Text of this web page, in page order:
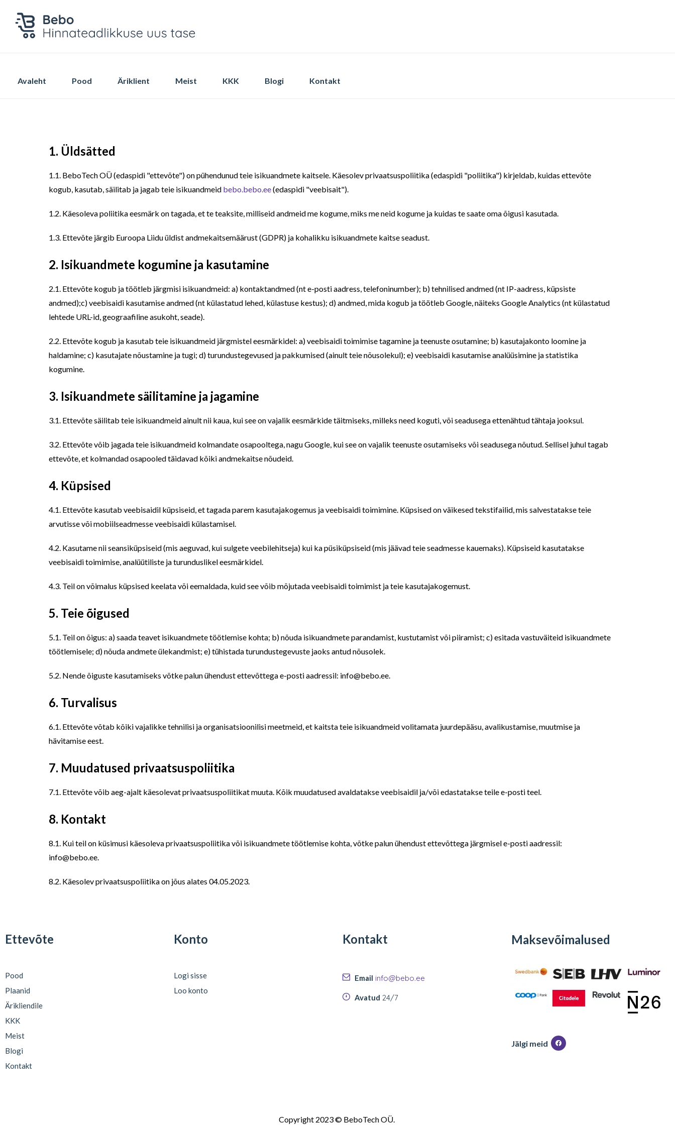
Avaleht Pood Äriklient Meist KKK Blogi Kontakt
1. Üldsätted
1.1. BeboTech OÜ (edaspidi "ettevõte") on pühendunud teie isikuandmete kaitsele. Käesolev privaatsuspoliitika (edaspidi "poliitika") kirjeldab, kuidas ettevõte
kogub, kasutab, säilitab ja jagab teie isikuandmeid bebo.bebo.ee(edaspidi "veebisait").
1.2. Käesoleva poliitika eesmärk on tagada, et te teaksite, milliseid andmeid me kogume, miks me neid kogume ja kuidas te saate oma õigusi kasutada.
1.3. Ettevõte järgib Euroopa Liidu üldist andmekaitsemäärust (GDPR) ja kohalikku isikuandmete kaitse seadust.
2. Isikuandmete kogumine ja kasutamine
2.1. Ettevõte kogub ja töötleb järgmisi isikuandmeid: a) kontaktandmed (nt e-posti aadress, telefoninumber); b) tehnilised andmed (nt IP-aadress, küpsiste
andmed);c) veebisaidi kasutamise andmed (nt külastatud lehed, külastuse kestus); d) andmed, mida kogub ja töötleb Google, näiteks Google Analytics (nt külastatud
lehtede URL-id, geograafiline asukoht, seade).
2.2. Ettevõte kogub ja kasutab teie isikuandmeid järgmistel eesmärkidel: a) veebisaidi toimimise tagamine ja teenuste osutamine; b) kasutajakonto loomine ja
haldamine; c) kasutajate nõustamine ja tugi; d) turundustegevused ja pakkumised (ainult teie nõusolekul); e) veebisaidi kasutamise analüüsimine ja statistika
kogumine.
3. Isikuandmete säilitamine ja jagamine
3.1. Ettevõte säilitab teie isikuandmeid ainult nii kaua, kui see on vajalik eesmärkide täitmiseks, milleks need koguti, või seadusega ettenähtud tähtaja jooksul.
3.2. Ettevõte võib jagada teie isikuandmeid kolmandate osapooltega, nagu Google, kui see on vajalik teenuste osutamiseks või seadusega nõutud. Sellisel juhul tagab
ettevõte, et kolmandad osapooled täidavad kõiki andmekaitse nõudeid.
4. Küpsised
4.1. Ettevõte kasutab veebisaidil küpsiseid, et tagada parem kasutajakogemus ja veebisaidi toimimine. Küpsised on väikesed tekstifailid, mis salvestatakse teie
arvutisse või mobiilseadmesse veebisaidi külastamisel.
4.2. Kasutame nii seansiküpsiseid (mis aeguvad, kui sulgete veebilehitseja) kui ka püsiküpsiseid (mis jäävad teie seadmesse kauemaks). Küpsiseid kasutatakse
veebisaidi toimimise, analüütiliste ja turunduslikel eesmärkidel.
4.3. Teil on võimalus küpsised keelata või eemaldada, kuid see võib mõjutada veebisaidi toimimist ja teie kasutajakogemust.
5. Teie õigused
5.1. Teil on õigus: a) saada teavet isikuandmete töötlemise kohta; b) nõuda isikuandmete parandamist, kustutamist või piiramist; c) esitada vastuväiteid isikuandmete
töötlemisele; d) nõuda andmete ülekandmist; e) tühistada turundustegevuste jaoks antud nõusolek.
5.2. Nende õiguste kasutamiseks võtke palun ühendust ettevõttega e-posti aadressil: info@bebo.ee.
6. Turvalisus
6.1. Ettevõte võtab kõiki vajalikke tehnilisi ja organisatsioonilisi meetmeid, et kaitsta teie isikuandmeid volitamata juurdepääsu, avalikustamise, muutmise ja
hävitamise eest.
7. Muudatused privaatsuspoliitika
7.1. Ettevõte võib aeg-ajalt käesolevat privaatsuspoliitikat muuta. Kõik muudatused avaldatakse veebisaidil ja/või edastatakse teile e-posti teel.
8. Kontakt
8.1. Kui teil on küsimusi käesoleva privaatsuspoliitika või isikuandmete töötlemise kohta, võtke palun ühendust ettevõttega järgmisel e-posti aadressil:
info@bebo.ee.
8.2. Käesolev privaatsuspoliitika on jõus alates 04.05.2023.
Ettevõte
Pood
Plaanid
Ärikliendile
KKK
Meist
Blogi
Kontakt
Konto
Logi sisse
Loo konto
Kontakt
Email info@bebo.ee
Avatud 24/7
Maksevõimalused
Jälgi meid
Copyright 2023 © BeboTech OÜ.